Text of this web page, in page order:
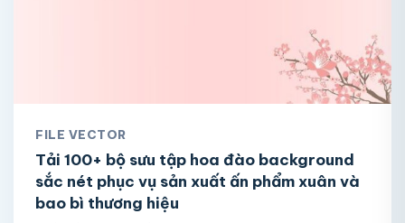
FILE VECTOR
Tải 100+ bộ sưu tập hoa đào background
sắc nét phục vụ sản xuất ấn phẩm xuân và
bao bì thương hiệu